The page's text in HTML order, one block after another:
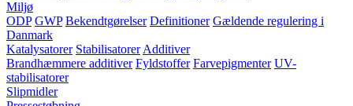
Miljø
ODP GWP Bekendtgørelser Definitioner Gældende regulering i
Danmark
Katalysatorer Stabilisatorer Additiver
Brandhæmmere additiver Fyldstoffer Farvepigmenter UV-
stabilisatorer
Slipmidler